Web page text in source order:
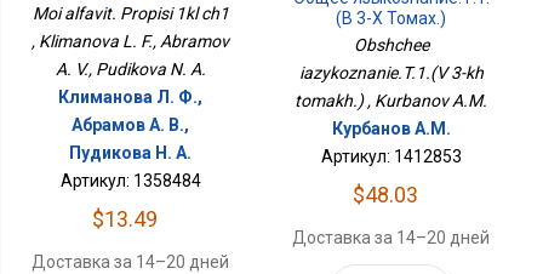
Moi alfavit. Propisi 1kl ch1
, Klimanova L. F., Abramov
A. V., Pudikova N. A.
Климанова Л. Ф.,
Абрамов А. В.,
Пудикова Н. А.
Артикул: 1358484
$13.49
Доставка за 14–20 дней
(В 3-Х Томах.)
Obshchee
iazykoznanie.T.1.(V 3-kh
tomakh.) , Kurbanov A.M.
Курбанов А.М.
Артикул: 1412853
$48.03
Доставка за 14–20 дней